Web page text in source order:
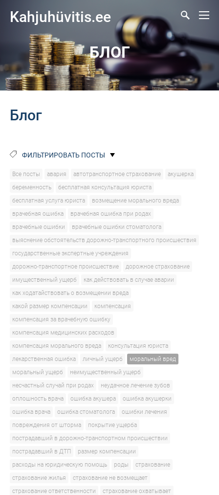
Kahjuhüvitis.ee
БЛОГ
Блог
ФИЛЬТРИРОВАТЬ ПОСТЫ
Все посты авария автотранспортное страхование
акушерка
беременность
бесплатная консультация юриста
бесплатная услуга юриста
возмещение морального вреда
врачебная ошибка
врачебная ошибка при родах
врачебные ошибки
врачебные ошибки стоматолога
выяснение обстоятельств дорожно-транспортного происшествия
государственные экспертные учреждения
дорожно-транспортное происшествие
дорожное страхование
имущественный ущерб
как действовать в случае аварии
как ходатайствовать о возмещении вреда
какой размер компенсации
компенсация
компенсация за врачебную ошибку
компенсация медицинских расходов
компенсация морального вреда
консультация юриста
лекарственная ошибка
личный ущерб
моральный вред
моральный ущерб
неимущественный ущерб
несчастный случай при родах
неудачное лечение зубов
оплошность врача
ошибка акушера
ошибка акушерки
ошибка врача
ошибка стоматолога
ошибки лечения
повреждения от шторма
покрытие ущерба
пострадавший в дорожно-транспортном происшествии
пострадавший в ДТП
размер компенсации
расходы на юридическую помощь
роды
страхование
страхование жилья
страхование не возмещает
страхование ответственности
страхование охватывает